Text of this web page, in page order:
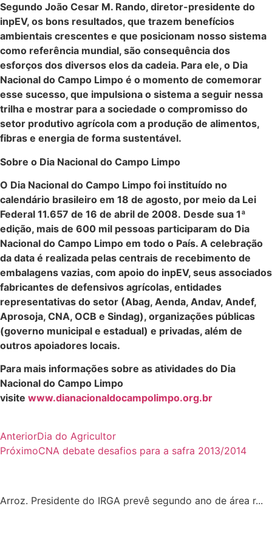
Segundo João Cesar M. Rando, diretor-presidente do
inpEV, os bons resultados, que trazem benefícios
ambientais crescentes e que posicionam nosso sistema
como referência mundial, são consequência dos
esforços dos diversos elos da cadeia. Para ele, o Dia
Nacional do Campo Limpo é o momento de comemorar
esse sucesso, que impulsiona o sistema a seguir nessa
trilha e mostrar para a sociedade o compromisso do
setor produtivo agrícola com a produção de alimentos,
fibras e energia de forma sustentável.
Sobre o Dia Nacional do Campo Limpo
O Dia Nacional do Campo Limpo foi instituído no
calendário brasileiro em 18 de agosto, por meio da Lei
Federal 11.657 de 16 de abril de 2008. Desde sua 1ª
edição, mais de 600 mil pessoas participaram do Dia
Nacional do Campo Limpo em todo o País. A celebração
da data é realizada pelas centrais de recebimento de
embalagens vazias, com apoio do inpEV, seus associados
fabricantes de defensivos agrícolas, entidades
representativas do setor (Abag, Aenda, Andav, Andef,
Aprosoja, CNA, OCB e Sindag), organizações públicas
(governo municipal e estadual) e privadas, além de
outros apoiadores locais.
Para mais informações sobre as atividades do Dia
Nacional do Campo Limpo
visite www.dianacionaldocampolimpo.org.br
AnteriorDia do Agricultor
PróximoCNA debate desafios para a safra 2013/2014
Arroz. Presidente do IRGA prevê segundo ano de área r...